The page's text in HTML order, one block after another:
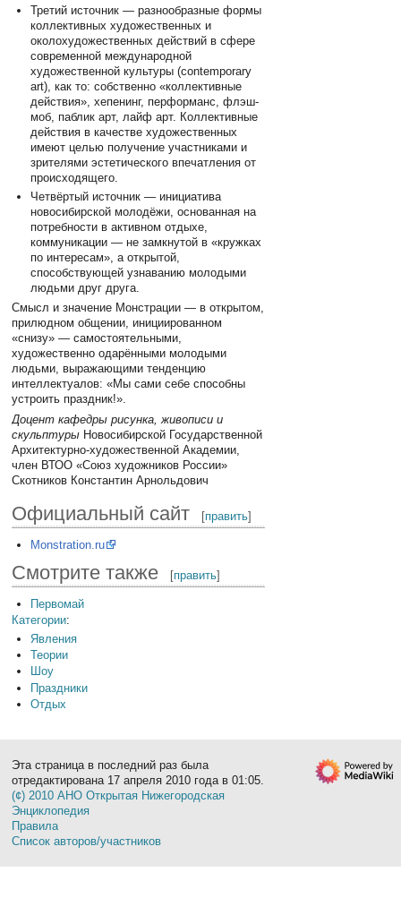
Третий источник — разнообразные формы
коллективных художественных и
околохудожественных действий в сфере
современной международной
художественной культуры (contemporary
art), как то: собственно «коллективные
действия», хепенинг, перформанс, флэш-
моб, паблик арт, лайф арт. Коллективные
действия в качестве художественных
имеют целью получение участниками и
зрителями эстетического впечатления от
происходящего.
Четвёртый источник — инициатива
новосибирской молодёжи, основанная на
потребности в активном отдыхе,
коммуникации — не замкнутой в «кружках
по интересам», а открытой,
способствующей узнаванию молодыми
людьми друг друга.
Смысл и значение Монстрации — в открытом,
прилюдном общении, инициированном
«снизу» — самостоятельными,
художественно одарёнными молодыми
людьми, выражающими тенденцию
интеллектуалов: «Мы сами себе способны
устроить праздник!».
Доцент кафедры рисунка, живописи и
скульптуры Новосибирской Государственной
Архитектурно-художественной Академии,
член ВТОО «Союз художников России»
Скотников Константин Арнольдович
Официальный сайт [править]
Monstration.ru
Смотрите также [править]
Первомай
Категории:
Явления
Теории
Шоу
Праздники
Отдых
Эта страница в последний раз была
отредактирована 17 апреля 2010 года в 01:05.
(¢) 2010 АНО Открытая Нижегородская
Энциклопедия
Правила
Список авторов/участников